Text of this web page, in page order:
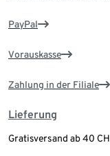
PayPal
Vorauskasse
Zahlung in der Filiale
Lieferung
Gratisversand ab 40